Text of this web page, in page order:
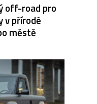
off-road pro
v přírodě
městě